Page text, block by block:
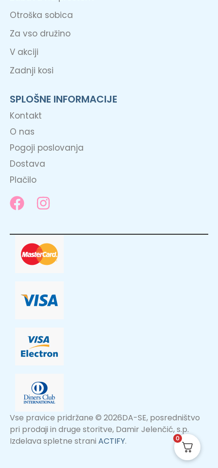
Otroška sobica
Za vso družino
V akciji
Zadnji kosi
SPLOŠNE INFORMACIJE
Kontakt
O nas
Pogoji poslovanja
Dostava
Plačilo
Vse pravice pridržane © 2026DA-SE, posredništvo
pri prodaji in druge storitve, Damir Jelenčić, s.p.
Izdelava spletne strani ACTIFY. 0